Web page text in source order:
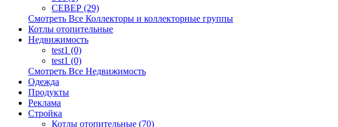
СЕВЕР (29)
Смотреть Все Коллекторы и коллекторные группы
Котлы отопительные
Недвижимость
test1 (0)
test1 (0)
Смотреть Все Недвижимость
Одежда
Продукты
Реклама
Стройка
Котлы отопительные (70)